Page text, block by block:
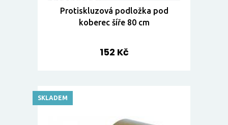
Protiskluzová podložka pod
koberec šíře 80 cm
152 Kč
SKLADEM